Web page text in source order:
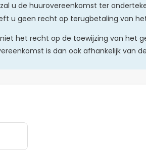
u de huurovereenkomst ter
u geen recht op terugbetaling van
het recht op de toewijzing van het
is dan ook afhankelijk van